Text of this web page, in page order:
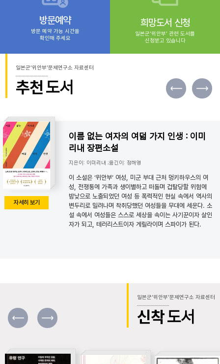
방문예약
방문 예약 가능 시간을
확인해 주세요
희망도서 신청
일본군‘위안부’ 관련 도서를
신청받고 있습니다
일본군‘위안부’문제연구소 자료센터
추천도서
자세히 보기
이름 없는 여자의 여덟 가지 인생 : 이미
리내 장편소설
지은이: 이미리내 ;옮긴이: 정해영
이 소설은 ‘위안부’ 여성, 미군 부대 근처 멍키하우스의 여
성, 전쟁통에 가족과 생이별하고 떠돌며 겁탈당할 위험에
밤낮으로 노출되었던 여성 등 폭력적인 현실 속에서 역사의
변두리로 밀려나며 착취당했던 여성들을 무대에 세운다. 소
설 속에서 여성들은 스스로 세상을 속이는 사기꾼이자 살인
자가 되고, 테러리스트이자 게릴라이며 스파이가 된다.
일본군‘위안부’문제연구소 자료센터
신착도서